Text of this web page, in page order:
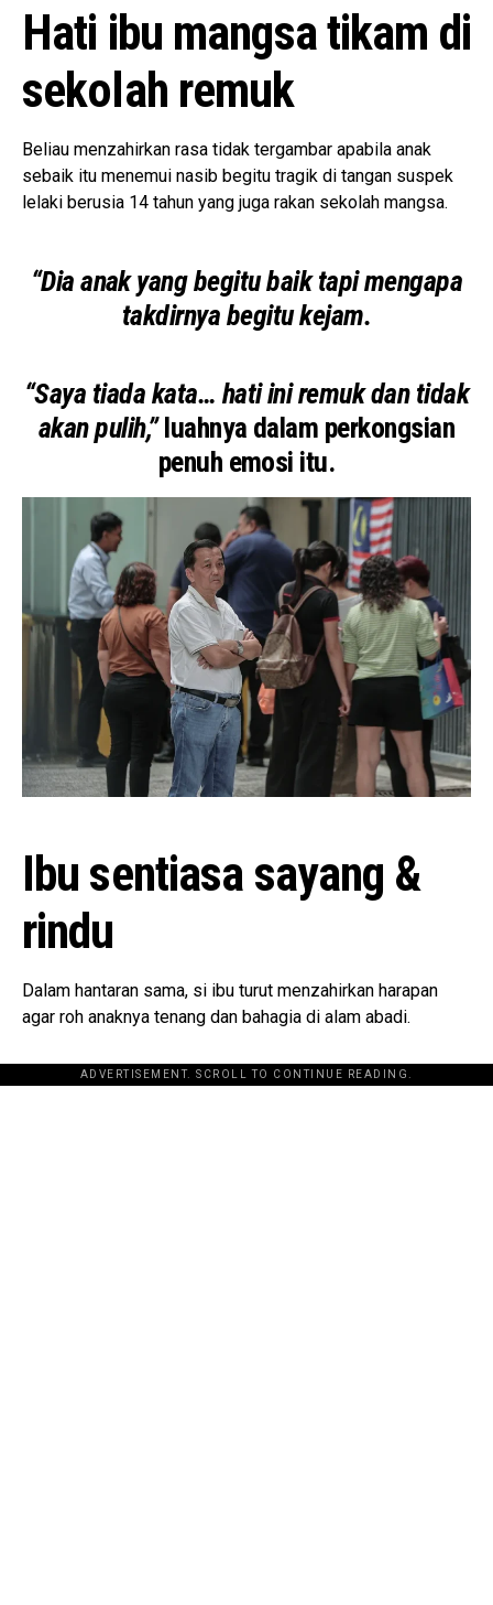
Hati ibu mangsa tikam di
sekolah remuk
Beliau menzahirkan rasa tidak tergambar apabila anak
sebaik itu menemui nasib begitu tragik di tangan suspek
lelaki berusia 14 tahun yang juga rakan sekolah mangsa.
“Dia anak yang begitu baik tapi mengapa
takdirnya begitu kejam.
“Saya tiada kata… hati ini remuk dan tidak
akan pulih,”luahnya dalam perkongsian
penuh emosi itu.
Ibu sentiasa sayang &
rindu
Dalam hantaran sama, si ibu turut menzahirkan harapan
agar roh anaknya tenang dan bahagia di alam abadi.
ADVERTISEMENT. SCROLL TO CONTINUE READING.